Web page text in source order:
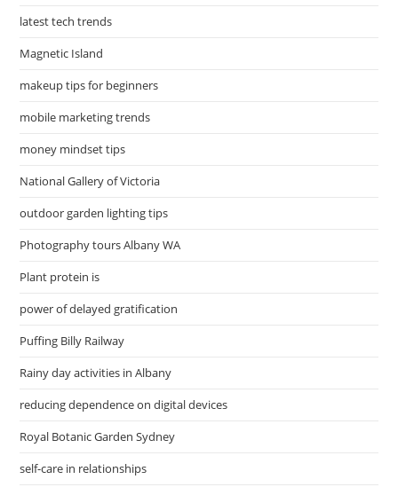
latest tech trends
Magnetic Island
makeup tips for beginners
mobile marketing trends
money mindset tips
National Gallery of Victoria
outdoor garden lighting tips
Photography tours Albany WA
Plant protein is
power of delayed gratification
Puffing Billy Railway
Rainy day activities in Albany
reducing dependence on digital devices
Royal Botanic Garden Sydney
self-care in relationships